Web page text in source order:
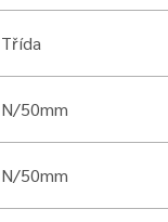
Třída
N/50mm
N/50mm